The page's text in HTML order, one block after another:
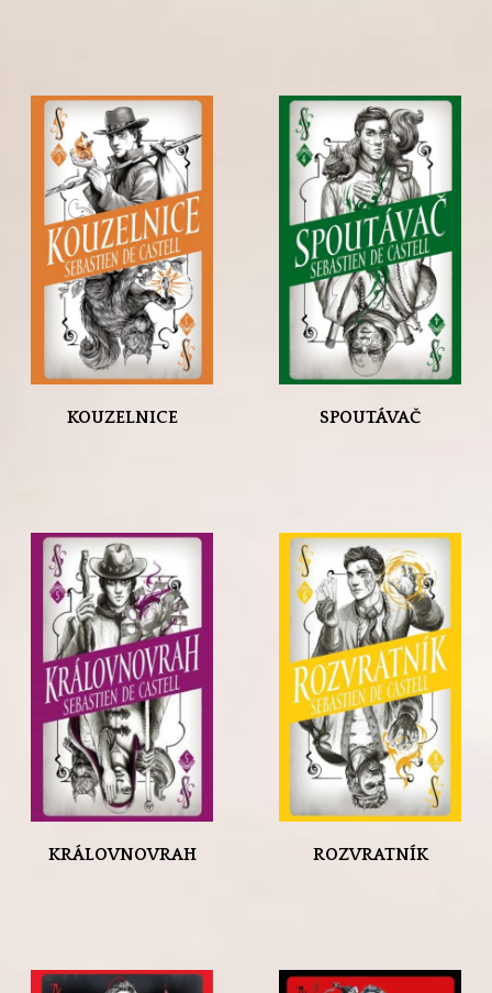
KOUZELNICE SPOUTÁVAČ
KRÁLOVNOVRAH ROZVRATNÍK